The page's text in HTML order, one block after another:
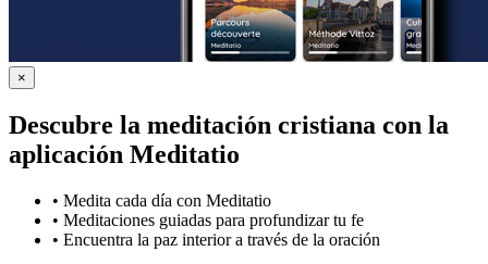
×
Descubre la meditación cristiana con la
aplicación Meditatio
• Medita cada día con Meditatio
• Meditaciones guiadas para profundizar tu fe
• Encuentra la paz interior a través de la oración